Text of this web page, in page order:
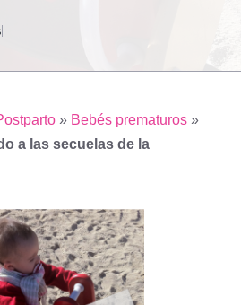
» Bebés prematuros »
a las secuelas de la